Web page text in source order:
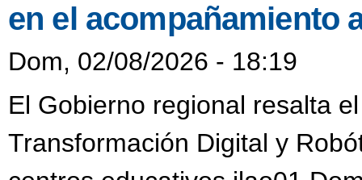
en el acompañamiento
Dom, 02/08/2026 - 18:19
El Gobierno regional resalta
Transformación Digital y